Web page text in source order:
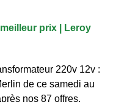
prix | Leroy
220v 12v :
de ce samedi au
nos 87 offres,